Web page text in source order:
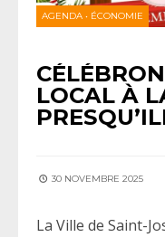
AGENDA • ÉCONOMIE
LOCAL À
30 NOVEMBRE 2025
La Ville de Saint-